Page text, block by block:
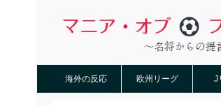
海外の反応 欧州リーグ J